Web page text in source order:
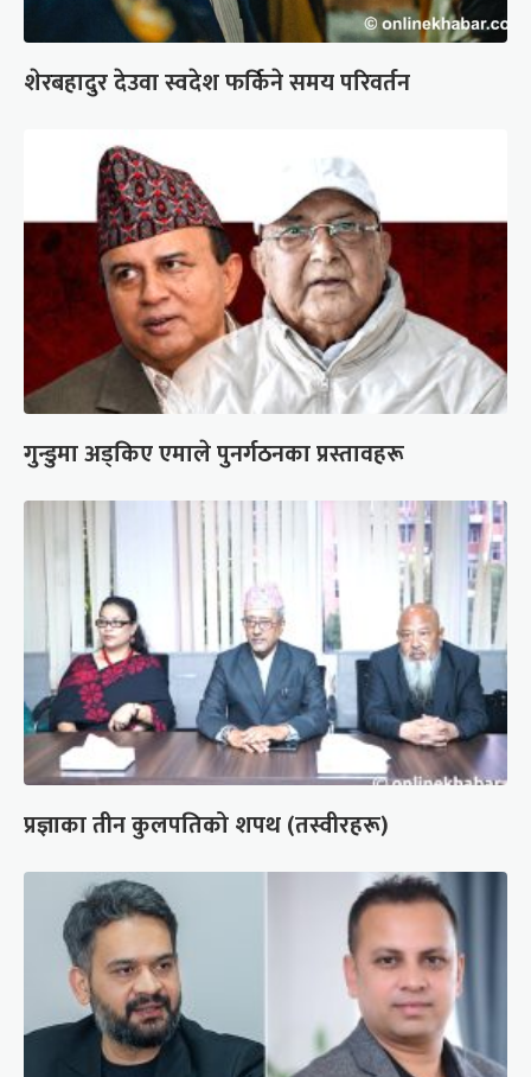
शेरबहादुर देउवा स्वदेश फर्किने समय परिवर्तन
गुन्डुमा अड्किए एमाले पुनर्गठनका प्रस्तावहरू
प्रज्ञाका तीन कुलपतिको शपथ (तस्वीरहरू)